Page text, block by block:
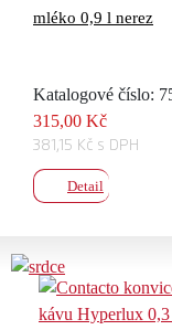
mléko 0,9 l nerez
Katalogové číslo:
315,00 Kč
381,15 Kč s DPH
Detail